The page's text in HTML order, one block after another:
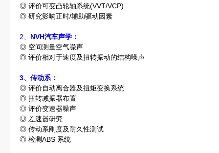
◎ 评价可变凸轮轴系统(VVT/VCP)
◎ 研究影响正时/辅助驱动因素
2、 NVH汽车声学：
◎ 空间测量空气噪声
◎ 评价相对于速度及扭转振动的结构噪声
3、传动系：
◎ 评价自动离合器及扭矩变换系统
◎ 扭转减振器布置
◎ 评价变速器噪声
◎ 差速器研究
◎ 传动系刚度及耐久性测试
◎ 检测ABS 系统